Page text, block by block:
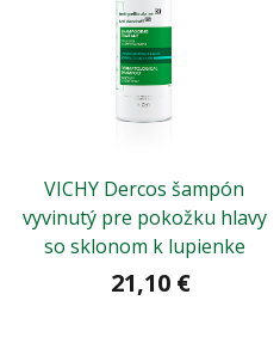
VICHY Dercos šampón
vyvinutý pre pokožku hlavy
so sklonom k lupienke
21,10 €